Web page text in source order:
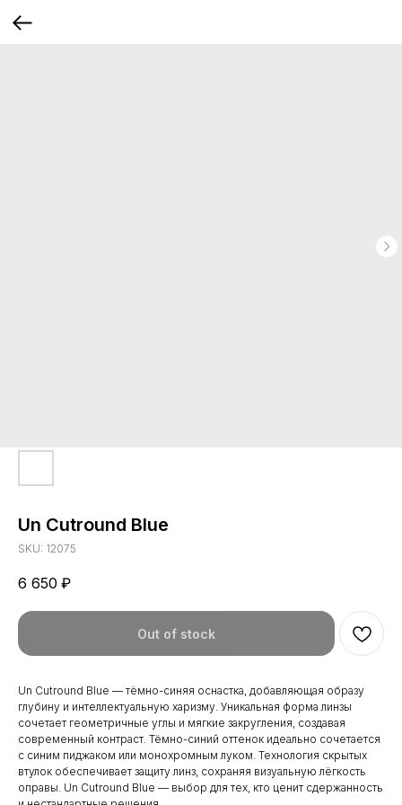
Un Cutround Blue
SKU: 12075
6 650 ₽
Out of stock
Un Cutround Blue — тёмно-синяя оснастка, добавляющая образу
глубину и интеллектуальную харизму. Уникальная форма линзы
сочетает геометричные углы и мягкие закругления, создавая
современный контраст. Тёмно-синий оттенок идеально сочетается
с синим пиджаком или монохромным луком. Технология скрытых
втулок обеспечивает защиту линз, сохраняя визуальную лёгкость
оправы. Un Cutround Blue — выбор для тех, кто ценит сдержанность